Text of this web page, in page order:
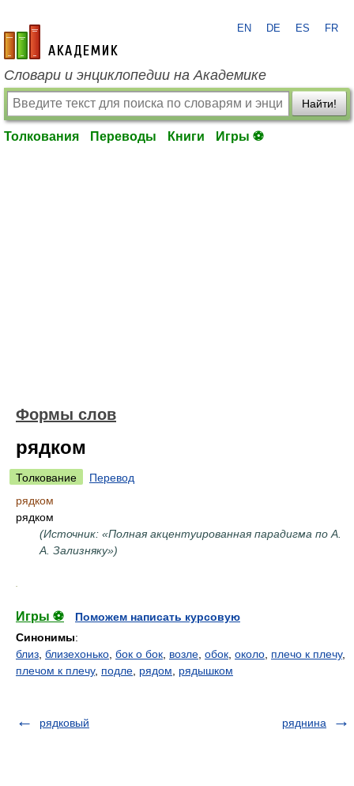
academic.ru
EN DE ES FR
Словари и энциклопедии на Академике
Найти!
Толкования Переводы Книги Игры ⚽
Формы слов
рядком
Толкование
Перевод
рядком
рядком
(Источник: «Полная акцентуированная парадигма по А.
А. Зализняку»)
Игры ⚽
Поможем написать курсовую
Синонимы:
близ близехонько бок о бок возле обок около плечо к плечу,
плечом к плечу, подле рядом рядышком
рядковый ряднина